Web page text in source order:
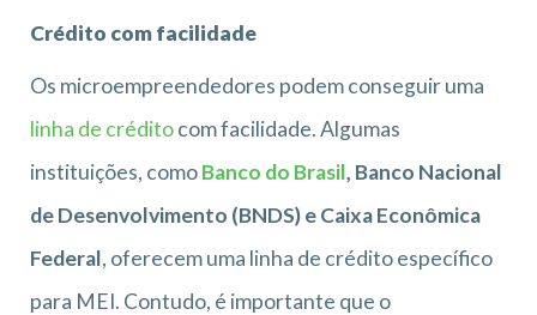
Crédito com facilidade
Os microempreendedores podem conseguir uma
linha de créditocom facilidade. Algumas
instituições, comoBanco do Brasil, Banco Nacional
de Desenvolvimento (BNDS) e Caixa Econômica
Federal, oferecem uma linha de crédito específico
para MEI. Contudo, é importante que o